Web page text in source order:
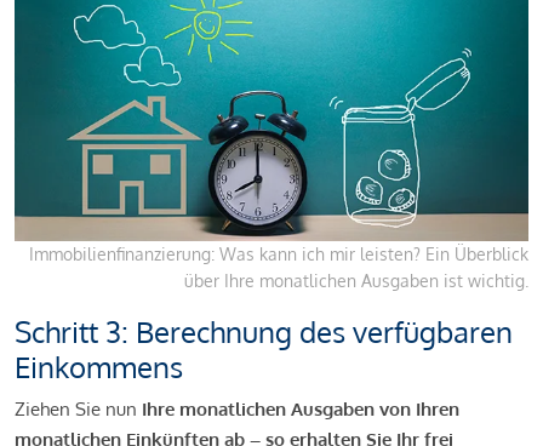
Immobilienfinanzierung: Was kann ich mir leisten? Ein Überblick
über Ihre monatlichen Ausgaben ist wichtig.
Schritt 3: Berechnung des verfügbaren
Einkommens
Ziehen Sie nun Ihre monatlichen Ausgaben von Ihren
monatlichen Einkünften ab – so erhalten Sie Ihr frei